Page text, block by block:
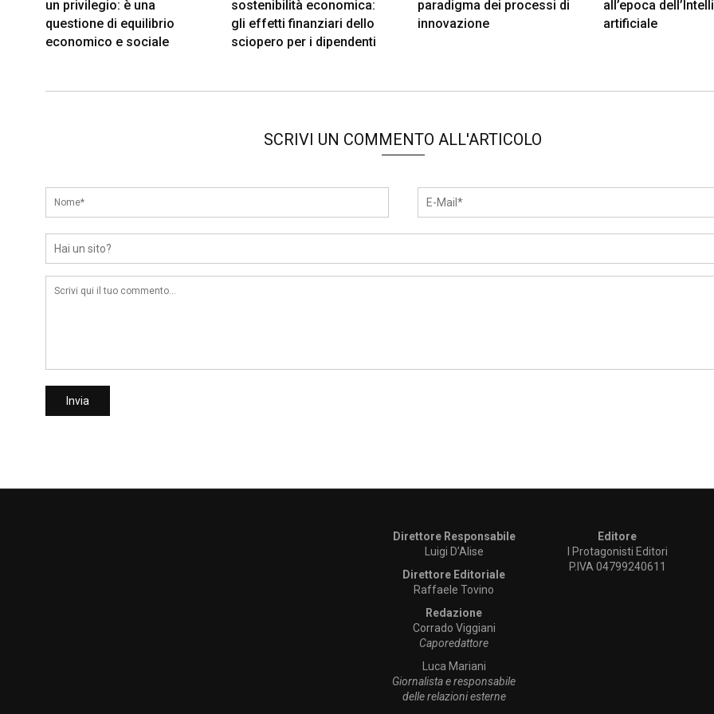
un privilegio: è una
questione di equilibrio
economico e sociale
sostenibilità economica:
gli effetti finanziari dello
sciopero per i dipendenti
paradigma dei processi di
innovazione
all’epoca
artificiale
SCRIVI UN COMMENTO ALL'ARTICOLO
Direttore Responsabile
Luigi D’Alise
Direttore Editoriale
Raffaele Tovino
Redazione
Corrado Viggiani
Caporedattore
Luca Mariani
Giornalista e responsabile
delle relazioni esterne
Editore
I Protagonisti Editori
P.IVA 04799240611